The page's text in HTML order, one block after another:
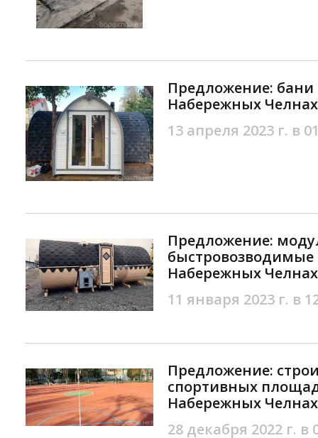
Предложение:
Набережных Челнах
13 апреля 2023 г. в
Предложение:
быстровозводимые
Набережных Челнах
11 января 2023 г. в
Предложение:
спортивных
Набережных Челнах
28 декабря 2022 г. в